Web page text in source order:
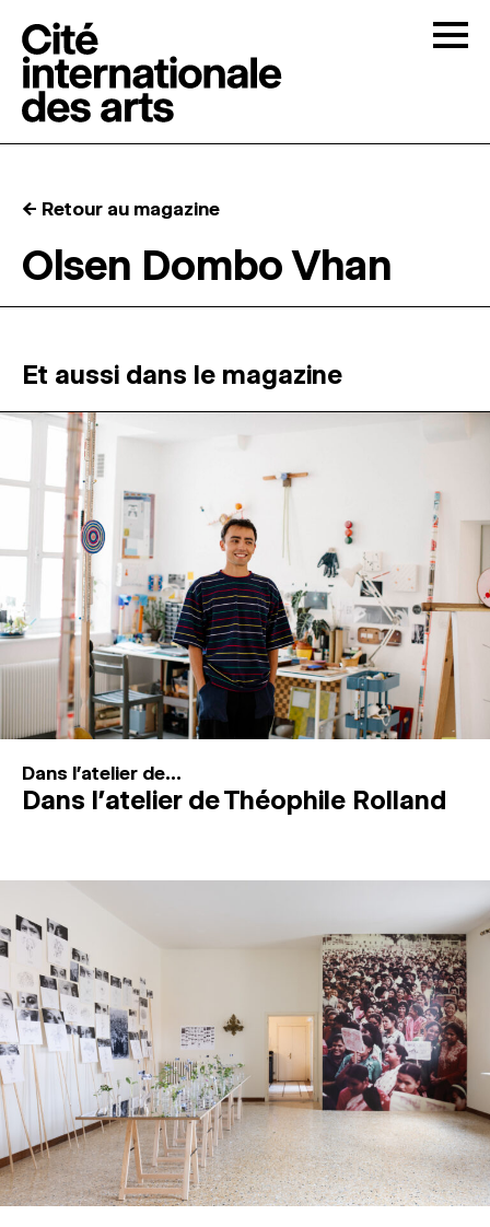
RÉSIDENCES ↓
ATELIERS OUVERTS
PROGRAMMATION
MAGAZINE
ESPACES DE PRATIQUE ARTISTIQUE ↓
Recherche
Connexion
← Retour au magazine
Olsen Dombo Vhan
Et aussi dans le magazine
Dans l'atelier de...
Dans l’atelier de Théophile Rolland